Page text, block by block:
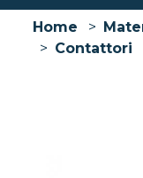
Home >
> Contattori